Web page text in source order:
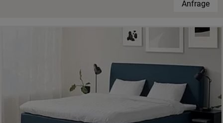
Anfrage